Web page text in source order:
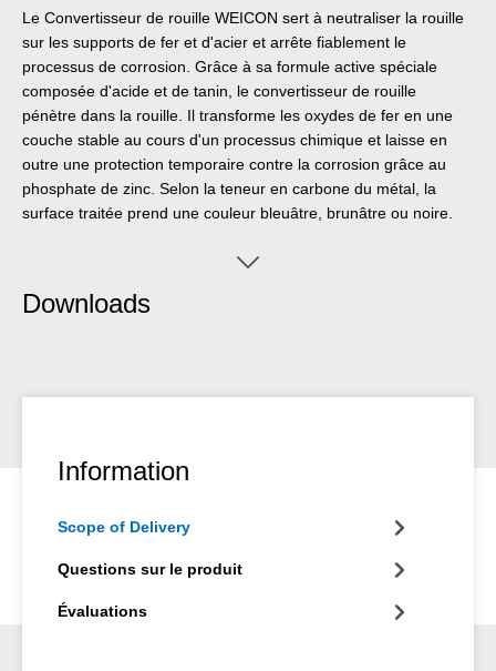
Le Convertisseur de rouille WEICON sert à neutraliser la rouille
sur les supports de fer et d'acier et arrête fiablement le
processus de corrosion. Grâce à sa formule active spéciale
composée d'acide et de tanin, le convertisseur de rouille
pénètre dans la rouille. Il transforme les oxydes de fer en une
couche stable au cours d'un processus chimique et laisse en
outre une protection temporaire contre la corrosion grâce au
phosphate de zinc. Selon la teneur en carbone du métal, la
surface traitée prend une couleur bleuâtre, brunâtre ou noire.
protection suivants, comme par exemple le Spray Zinc
des résultats optimaux sur les surfaces légèrement rouillées
les véhicules à moteur. Contrairement à d'autres
de la surface traitée à l'eau claire et avec une éponge ou une
éliminer les résidus qui se sont formés lors du processus de
transformation.
Downloads
Information
Scope of Delivery
Questions sur le produit
Évaluations